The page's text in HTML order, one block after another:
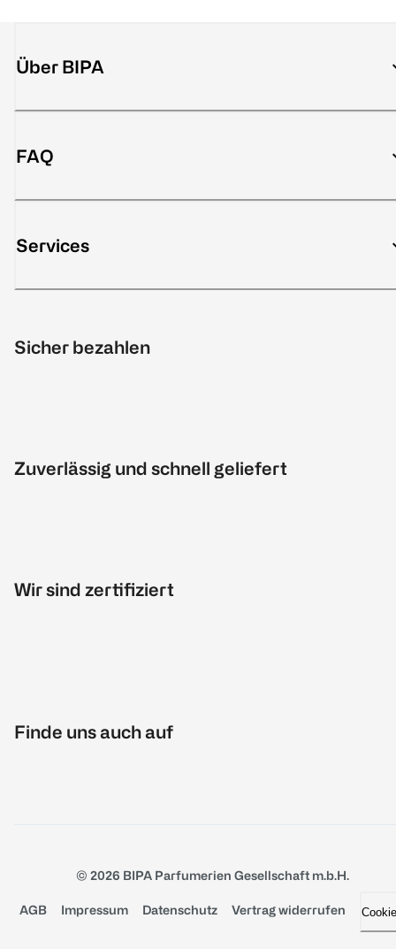
Über BIPA
FAQ
Services
Sicher bezahlen
Zuverlässig und schnell geliefert
Wir sind zertifiziert
Finde uns auch auf
© 2026 BIPA Parfumerien Gesellschaft m.b.H.
AGB Impressum Datenschutz Vertrag widerrufen